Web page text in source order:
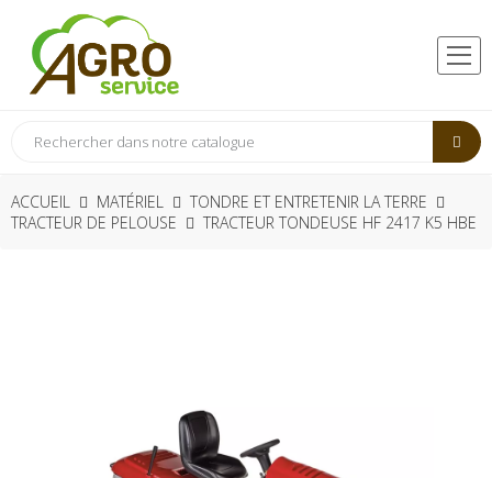
ACCUEIL MATÉRIEL
TONDRE ET ENTRETENIR LA TERRE
TRACTEUR DE PELOUSE
TRACTEUR TONDEUSE HF 2417 K5 HBE